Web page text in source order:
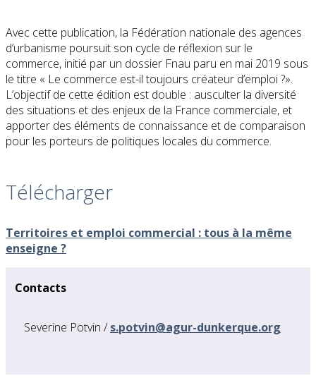
Avec cette publication, la Fédération nationale des agences
d’urbanisme poursuit son cycle de réflexion sur le
commerce, initié par un dossier Fnau paru en mai 2019 sous
le titre « Le commerce est-il toujours créateur d’emploi ?».
L’objectif de cette édition est double : ausculter la diversité
des situations et des enjeux de la France commerciale, et
apporter des éléments de connaissance et de comparaison
pour les porteurs de politiques locales du commerce.
Télécharger
Territoires et emploi commercial : tous à la même
enseigne ?
Contacts
Severine Potvin /s.potvin@agur-dunkerque.org